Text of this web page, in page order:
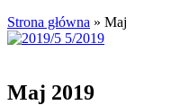
Strona główna » Maj
Maj 2019